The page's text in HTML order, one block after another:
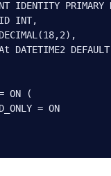
IDENTITY PRIMARY
INT,
DATETIME2 DEFAULT
ON (
= ON